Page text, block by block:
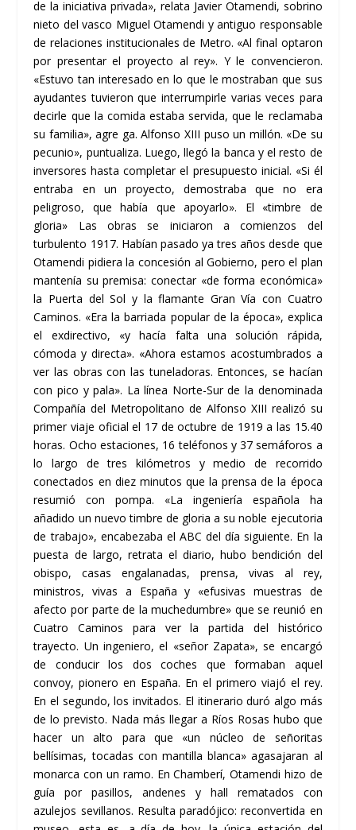
de la iniciativa privada», relata Javier Otamendi, sobrino
nieto del vasco Miguel Otamendi y antiguo responsable
de relaciones institucionales de Metro. «Al final optaron
por presentar el proyecto al rey». Y le convencieron.
«Estuvo tan interesado en lo que le mostraban que sus
ayudantes tuvieron que interrumpirle varias veces para
decirle que la comida estaba servida, que le reclamaba
su familia», agre ga. Alfonso XIII puso un millón. «De su
pecunio», puntualiza. Luego, llegó la banca y el resto de
inversores hasta completar el presupuesto inicial. «Si él
entraba en un proyecto, demostraba que no era
peligroso, que había que apoyarlo». El «timbre de
gloria» Las obras se iniciaron a comienzos del
turbulento 1917. Habían pasado ya tres años desde que
Otamendi pidiera la concesión al Gobierno, pero el plan
mantenía su premisa: conectar «de forma económica»
la Puerta del Sol y la flamante Gran Vía con Cuatro
Caminos. «Era la barriada popular de la época», explica
el exdirectivo, «y hacía falta una solución rápida,
cómoda y directa». «Ahora estamos acostumbrados a
ver las obras con las tuneladoras. Entonces, se hacían
con pico y pala». La línea Norte-Sur de la denominada
Compañía del Metropolitano de Alfonso XIII realizó su
primer viaje oficial el 17 de octubre de 1919 a las 15.40
horas. Ocho estaciones, 16 teléfonos y 37 semáforos a
lo largo de tres kilómetros y medio de recorrido
conectados en diez minutos que la prensa de la época
resumió con pompa. «La ingeniería española ha
añadido un nuevo timbre de gloria a su noble ejecutoria
de trabajo», encabezaba el ABC del día siguiente. En la
puesta de largo, retrata el diario, hubo bendición del
obispo, casas engalanadas, prensa, vivas al rey,
ministros, vivas a España y «efusivas muestras de
afecto por parte de la muchedumbre» que se reunió en
Cuatro Caminos para ver la partida del histórico
trayecto. Un ingeniero, el «señor Zapata», se encargó
de conducir los dos coches que formaban aquel
convoy, pionero en España. En el primero viajó el rey.
En el segundo, los invitados. El itinerario duró algo más
de lo previsto. Nada más llegar a Ríos Rosas hubo que
hacer un alto para que «un núcleo de señoritas
bellísimas, tocadas con mantilla blanca» agasajaran al
monarca con un ramo. En Chamberí, Otamendi hizo de
guía por pasillos, andenes y hall rematados con
azulejos sevillanos. Resulta paradójico: reconvertida en